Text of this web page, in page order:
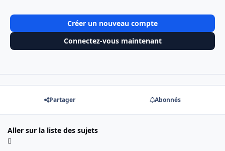
Créer un nouveau compte
Connectez-vous maintenant
Partager Abonnés
Aller sur la liste des sujets